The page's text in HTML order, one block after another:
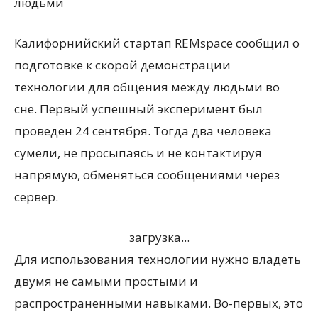
Калифорнийский стартап REMspace сообщил о
подготовке к скорой демонстрации
технологии для общения между людьми во
сне. Первый успешный эксперимент был
проведен 24 сентября. Тогда два человека
сумели, не просыпаясь и не контактируя
напрямую, обменяться сообщениями через
сервер.
загрузка...
Для использования технологии нужно владеть
двумя не самыми простыми и
распространенными навыками. Во-первых, это